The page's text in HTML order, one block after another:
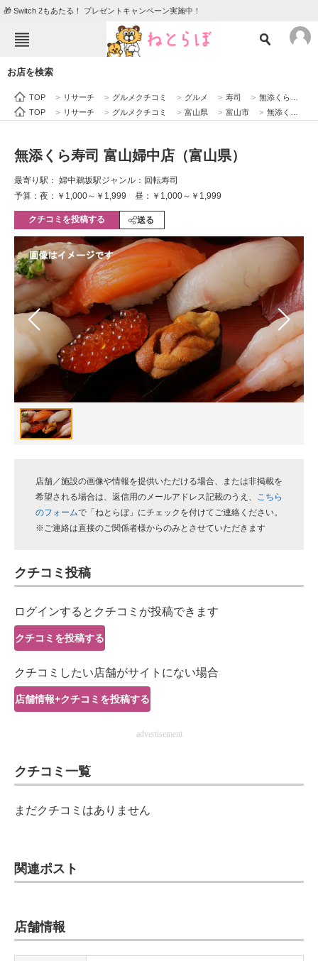
🎁 Switch 2もあたる！ プレゼントキャンペーン実施中！
エンタメ クイズ
住まい 教育・育児
動物 リサーチ
会員記事
メディア
注目記事を集めた総合ページ
ITの今と未来を見通す
スマホと通信の最新トレンド
進化するPCとデバイスの未来
好きが集まる 比べて選べる
ビジネスと働き方のヒント
企業ITのトレンドを詳説
経営リーダーのコミュニティ
ITエンジニア向け専門サイト
企業向けIT製品の総合サイト
IT製品の技術・比較・事例
製造業のIT導入・活用を支援
エレクトロニクス専門サイト
電子設計の基本と応用
ちょっと気になるネットの話題
お店を検索
TOP > リサーチ > グルメクチコミ > グルメ > 寿司 > 無添くら寿司 富山婦中店（富山県）
TOP
> リサーチ > グルメクチコミ > 富山県 > 富山市 > 無添くら寿司 富山婦中店（富山県）
無添くら寿司 富山婦中店（富山県）
最寄り駅： 婦中鵜坂駅ジャンル：回転寿司
予算：夜：￥1,000～￥1,999 昼：￥1,000～￥1,999
クチコミを投稿する 送る
店舗／施設の画像や情報を提供いただける場合、または非掲載を
希望される場合は、返信用のメールアドレス記載のうえ、 こちら
のフォームで「ねとらぼ」にチェックを付けてご連絡ください。
※ご連絡は直接のご関係者様からのみとさせていただきます
クチコミ投稿
ログインするとクチコミが投稿できます
クチコミを投稿する
クチコミしたい店舗がサイトにない場合
店舗情報+クチコミを投稿する
advertisement
クチコミ一覧
まだクチコミはありません
関連ポスト
店舗情報